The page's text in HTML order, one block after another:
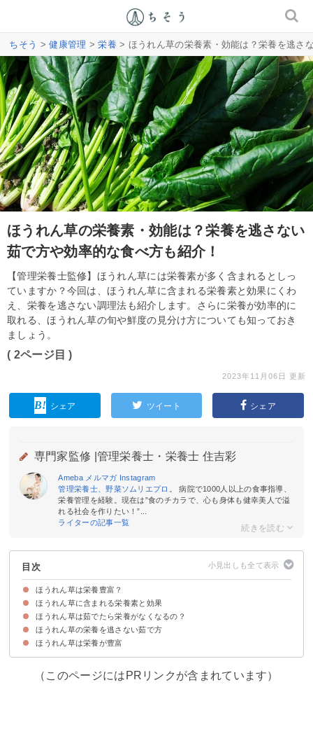
ちそう >健康管理 >栄養 > ほうれん草の栄養素・効能は？栄養を逃さ
ほうれん草の栄養素・効能は？栄養を逃さない
茹で方や効率的な食べ方も紹介！
【管理栄養士監修】ほうれん草には栄養素が多く含まれるとしっ
ていますか？今回は、ほうれん草に含まれる栄養素と効果にくわ
え、栄養を逃さない調理法も紹介します。さらに栄養が効率的に
取れる、ほうれん草の旬や鮮度の見分け方についても知っておき
ましょう。
( 2ページ目 )
2023年11月06日 更新
シェア ツイート シェア
専門家監修 | 管理栄養士・栄養士 住吉彩
Ameba メルマガ Instagram
管理栄養士、野菜ソムリエプロ
。 病院で1000人以上の食事指導、
栄養管理を経験。現在は”食のチカラで、心も身体も健幸美人で溢
れる社会を作りたい！”...
ライターの記事一覧
目次
ほうれん草は栄養豊富？
ほうれん草は旬の11月〜2月に一番栄養が豊富
ほうれん草に含まれる栄養素と効果
①鉄分
②β-カロテン
③ビタミンC
④カリウム
⑤マンガン
⑥ビタミンE
⑦シュウ酸
ほうれん草は茹でたら栄養がなくなるの？
水溶性ビタミンは減る
茹でるメリットもある
ほうれん草の栄養を逃さない茹で方
根元を切らない
小分けにして茹でる
長い時間水にさらさない
ほうれん草は栄養が豊富
（このページにはPRリンクが含まれています）